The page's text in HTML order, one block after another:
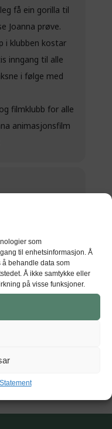
som
til enhetsinformasjon. Å
behandle data som
Å ikke samtykke eller
på visse funksjoner.
få ein gorilla til
Joanna prøve.
i klubben kostar
inngang til alle
i følge med
filmklubb for alle
animasjonsfilm
Øystese